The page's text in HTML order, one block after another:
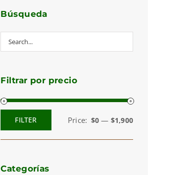
Búsqueda
Filtrar por precio
price
price
FILTER Price: $0— $1,900
Categorías